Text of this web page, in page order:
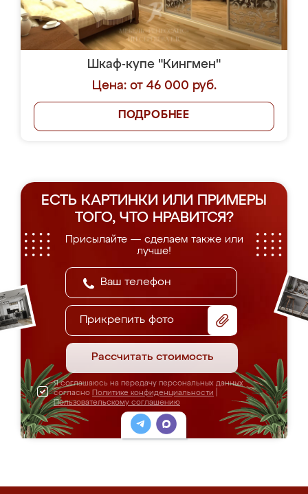
Шкаф-купе "Кингмен"
Цена: от 46 000 руб.
ПОДРОБНЕЕ
ЕСТЬ КАРТИНКИ ИЛИ ПРИМЕРЫ
ТОГО, ЧТО НРАВИТСЯ?
Присылайте — сделаем также или
лучше!
Прикрепить фото
Рассчитать стоимость
Я соглашаюсь на передачу персональных данных
согласно Политике конфиденциальности
Пользовательскому соглашению